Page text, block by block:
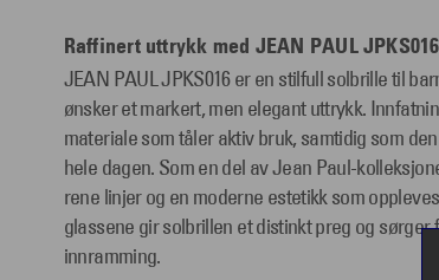
Raffinert uttrykk med JEAN PAUL JPKS016
JEAN PAUL JPKS016 er en stilfull solbrille til
ønsker et markert, men elegant uttrykk.
materiale som tåler aktiv bruk, samtidig som
hele dagen. Som en del av Jean Paul-
rene linjer og en moderne estetikk som
glassene gir solbrillen et distinkt preg og
innramming.